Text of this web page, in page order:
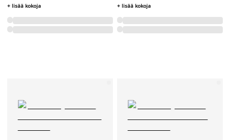
+ lisää kokoja + lisää kokoja